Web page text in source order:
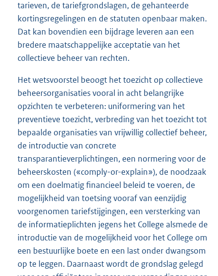
tarieven, de tariefgrondslagen, de gehanteerde
kortingsregelingen en de statuten openbaar maken.
Dat kan bovendien een bijdrage leveren aan een
bredere maatschappelijke acceptatie van het
collectieve beheer van rechten.
Het wetsvoorstel beoogt het toezicht op collectieve
beheersorganisaties vooral in acht belangrijke
opzichten te verbeteren: uniformering van het
preventieve toezicht, verbreding van het toezicht tot
bepaalde organisaties van vrijwillig collectief beheer,
de introductie van concrete
transparantieverplichtingen, een normering voor de
beheerskosten («comply-or-explain»), de noodzaak
om een doelmatig financieel beleid te voeren, de
mogelijkheid van toetsing vooraf van eenzijdig
voorgenomen tariefstijgingen, een versterking van
de informatieplichten jegens het College alsmede de
introductie van de mogelijkheid voor het College om
een bestuurlijke boete en een last onder dwangsom
op te leggen. Daarnaast wordt de grondslag gelegd